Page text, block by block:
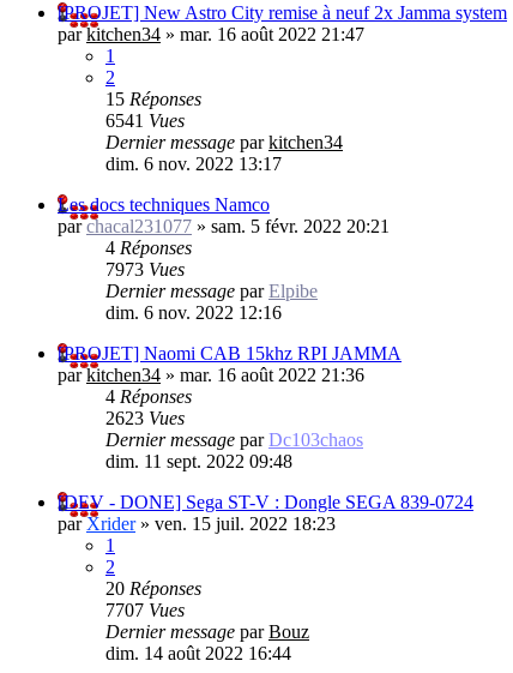
[PROJET] New Astro City remise à neuf 2x Jamma system
parkitchen34 » mar. 16 août 2022 21:47
1
2
15 Réponses
6541 Vues
Dernier message parkitchen34
dim. 6 nov. 2022 13:17
Les docs techniques Namco
parchacal231077 » sam. 5 févr. 2022 20:21
4 Réponses
7973 Vues
Dernier message parElpibe
dim. 6 nov. 2022 12:16
[PROJET] Naomi CAB 15khz RPI JAMMA
parkitchen34 » mar. 16 août 2022 21:36
4 Réponses
2623 Vues
Dernier message parDc103chaos
dim. 11 sept. 2022 09:48
[DEV - DONE] Sega ST-V : Dongle SEGA 839-0724
parXrider» ven. 15 juil. 2022 18:23
1
2
20 Réponses
7707 Vues
Dernier message parBouz
dim. 14 août 2022 16:44